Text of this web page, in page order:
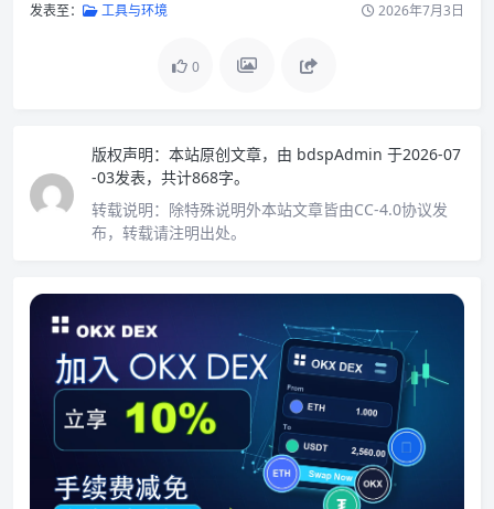
发表至： 工具与环境 2026年7月3日
0
版权声明： 本站原创文章，由 bdspAdmin 于2026-07
-03发表，共计868字。
转载说明： 除特殊说明外本站文章皆由CC-4.0协议发
布，转载请注明出处。